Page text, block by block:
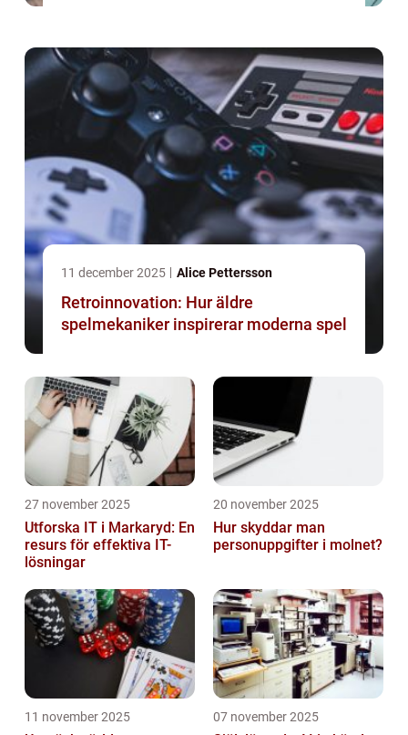
11 december 2025 Alice Pettersson
Retroinnovation: Hur äldre
spelmekaniker inspirerar moderna spel
27 november 2025
Utforska IT i Markaryd: En
resurs för effektiva IT-
lösningar
20 november 2025
Hur skyddar man
personuppgifter i molnet?
11 november 2025 07 november 2025